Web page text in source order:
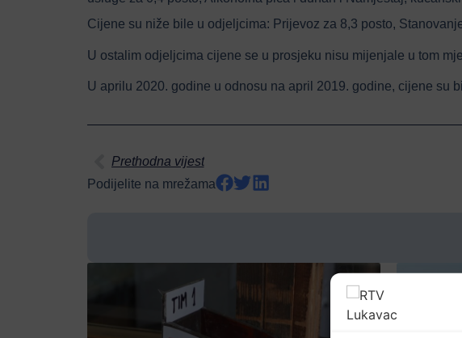
Cijene su niže bile u odjeljcima: Prijevoz za 8,3 posto,
U ostalim odjeljcima cijene se u prosjeku nisu mijenjale u tom
U aprilu 2020. godine u odnosu na april 2019. godine, cijene su
Prethodna vijest
Podijelite na mrežama